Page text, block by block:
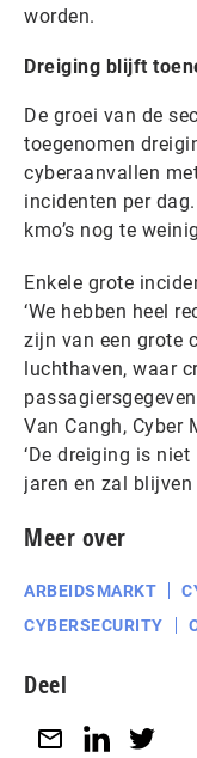
worden.
Dreiging blijft
De groei van de
toegenomen
cyberaanvallen
incidenten per
kmo’s nog te
Enkele grote
‘We hebben heel
zijn van een grote
luchthaven, waar
Van Cangh, Cyber
‘De dreiging is
jaren en zal blijven
Meer over
ARBEIDSMARKT
CYBERSECURITY
Deel